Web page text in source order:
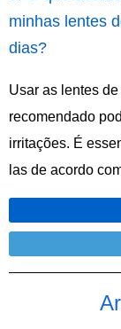
minhas lentes
dias?
Usar as lentes
recomendado
irritações. É
las de acordo